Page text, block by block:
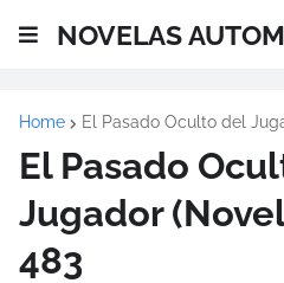
NOVELAS
Home El Pasado Oculto del
El Pasado
Jugador
483